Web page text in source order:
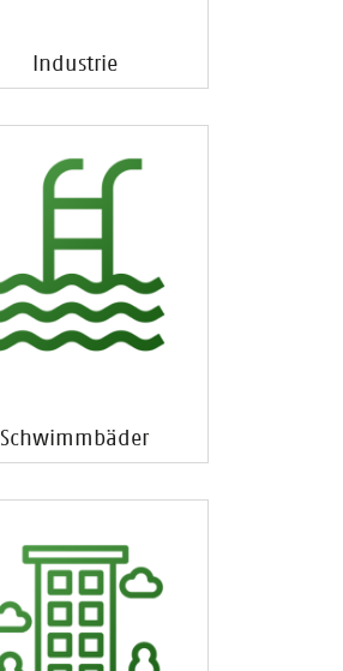
Industrie
Schwimmbäder